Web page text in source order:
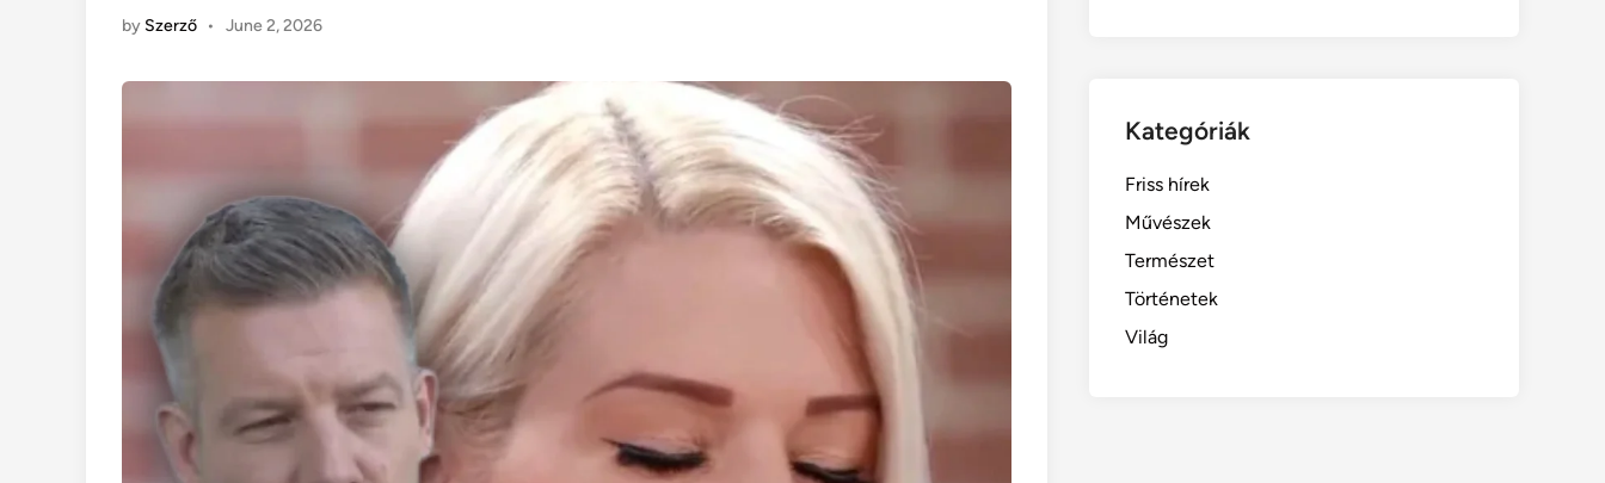
by Szerző • June 2, 2026
Kategóriák
Friss hírek
Művészek
Természet
Történetek
Világ